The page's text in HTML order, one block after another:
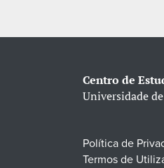
Centro de
Universidade
Política de
Termos de